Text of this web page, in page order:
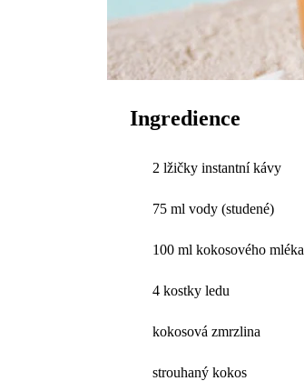
Ingredience
2 lžičky instantní kávy
75 ml vody (studené)
100 ml kokosového mléka
4 kostky ledu
kokosová zmrzlina
strouhaný kokos